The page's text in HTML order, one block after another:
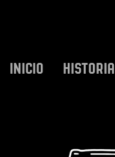
INICIO HISTORIA